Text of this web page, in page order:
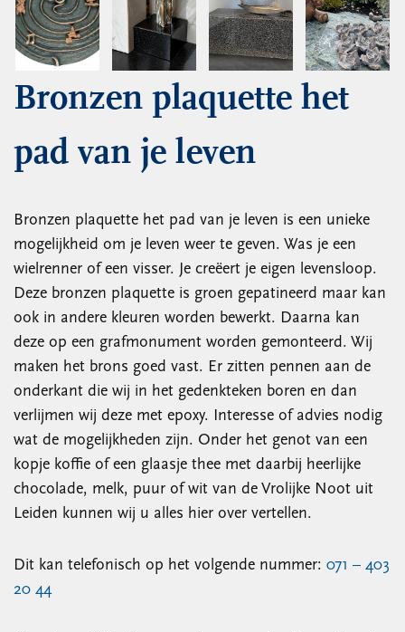
Bronzen plaquette het
pad van je leven
Bronzen plaquette het pad van je leven is een unieke
mogelijkheid om je leven weer te geven. Was je een
wielrenner of een visser. Je creëert je eigen levensloop.
Deze bronzen plaquette is groen gepatineerd maar kan
ook in andere kleuren worden bewerkt. Daarna kan
deze op een grafmonument worden gemonteerd. Wij
maken het brons goed vast. Er zitten pennen aan de
onderkant die wij in het gedenkteken boren en dan
verlijmen wij deze met epoxy. Interesse of advies nodig
wat de mogelijkheden zijn. Onder het genot van een
kopje koffie of een glaasje thee met daarbij heerlijke
chocolade, melk, puur of wit van de Vrolijke Noot uit
Leiden kunnen wij u alles hier over vertellen.
Dit kan telefonisch op het volgende nummer: 071 – 403
20 44